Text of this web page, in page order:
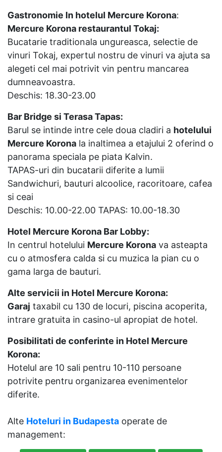
Gastronomie In hotelul Mercure Korona:
Mercure Korona restaurantul Tokaj:
Bucatarie traditionala ungureasca, selectie de
vinuri Tokaj, expertul nostru de vinuri va ajuta sa
alegeti cel mai potrivit vin pentru mancarea
dumneavoastra.
Deschis: 18.30-23.00
Bar Bridge si Terasa Tapas:
Barul se intinde intre cele doua cladiri a hotelului
Mercure Korona la inaltimea a etajului 2 oferind o
panorama speciala pe piata Kalvin.
TAPAS-uri din bucatarii diferite a lumii
Sandwichuri, bauturi alcoolice, racoritoare, cafea
si ceai
Deschis: 10.00-22.00 TAPAS: 10.00-18.30
Hotel Mercure Korona Bar Lobby:
In centrul hotelului Mercure Korona va asteapta
cu o atmosfera calda si cu muzica la pian cu o
gama larga de bauturi.
Alte servicii in Hotel Mercure Korona:
Garaj taxabil cu 130 de locuri, piscina acoperita,
intrare gratuita in casino-ul apropiat de hotel.
Posibilitati de conferinte in Hotel Mercure
Korona:
Hotelul are 10 sali pentru 10-110 persoane
potrivite pentru organizarea evenimentelor
diferite.
Alte Hoteluri in Budapesta operate de
management: